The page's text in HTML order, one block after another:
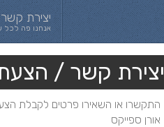
יצירת קשר
אנחנו פה לכל
יצירת קשר /
התקשרו או השאירו פרטים לקבלת
אורן ספייקס